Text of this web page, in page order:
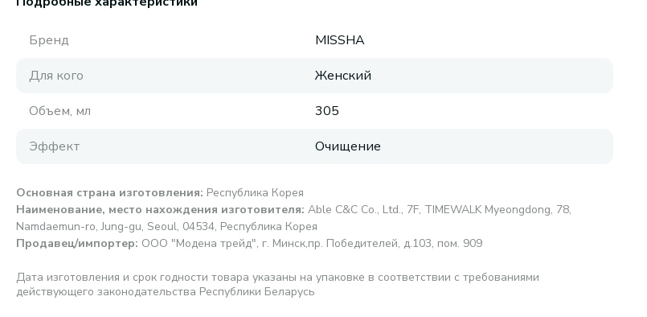
Бренд
MISSHA
Для кого
Женский
Объем, мл
305
Эффект
Очищение
Основная страна изготовления: Республика Корея
Наименование, место нахождения изготовителя: Able C&C Co., Ltd., 7F, TIMEWALK Myeongdong, 78,
Namdaemun-ro, Jung-gu, Seoul, 04534, Республика Корея
Продавец/импортер: ООО "Модена трейд", г. Минск,пр. Победителей, д.103, пом. 909
Дата изготовления и срок годности товара указаны на упаковке в соответствии с требованиями
действующего законодательства Республики Беларусь